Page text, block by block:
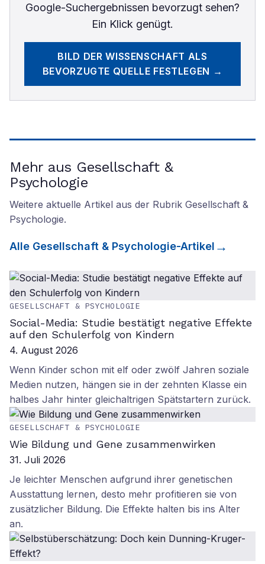
Google-Suchergebnissen bevorzugt sehen?
Ein Klick genügt.
BILD DER WISSENSCHAFT ALS
BEVORZUGTE QUELLE FESTLEGEN →
Mehr aus Gesellschaft &
Psychologie
Weitere aktuelle Artikel aus der Rubrik Gesellschaft &
Psychologie.
Alle Gesellschaft & Psychologie-Artikel
GESELLSCHAFT & PSYCHOLOGIE
Social-Media: Studie bestätigt negative Effekte
auf den Schulerfolg von Kindern
4. August 2026
Wenn Kinder schon mit elf oder zwölf Jahren soziale
Medien nutzen, hängen sie in der zehnten Klasse ein
halbes Jahr hinter gleichaltrigen Spätstartern zurück.
GESELLSCHAFT & PSYCHOLOGIE
Wie Bildung und Gene zusammenwirken
31. Juli 2026
Je leichter Menschen aufgrund ihrer genetischen
Ausstattung lernen, desto mehr profitieren sie von
zusätzlicher Bildung. Die Effekte halten bis ins Alter
an.